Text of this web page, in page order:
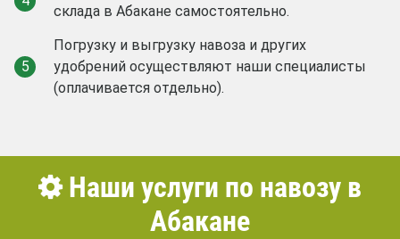
склада в Абакане самостоятельно.
5
Погрузку и выгрузку навоза и других
удобрений осуществляют наши специалисты
(оплачивается отдельно).
Наши услуги по навозу в
Абакане